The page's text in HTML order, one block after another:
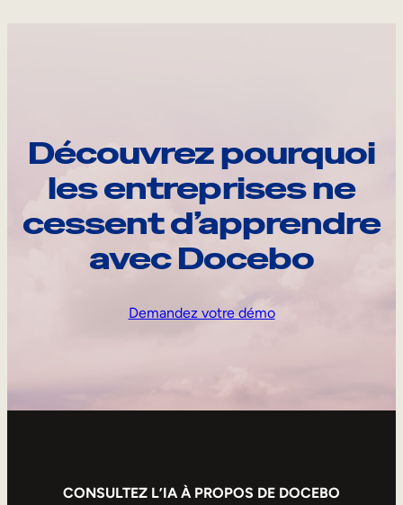
Découvrez pourquoi
les entreprises ne
cessent d’apprendre
avec Docebo
Demandez votre démo
CONSULTEZ L’IA À PROPOS DE DOCEBO